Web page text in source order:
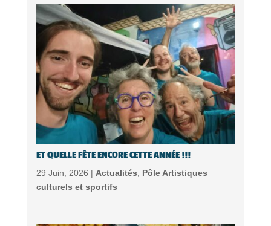
ET QUELLE FÊTE ENCORE CETTE ANNÉE !!!
29 Juin, 2026 | Actualités
Pôle Artistiques
culturels et sportifs